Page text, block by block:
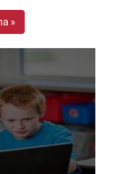
»